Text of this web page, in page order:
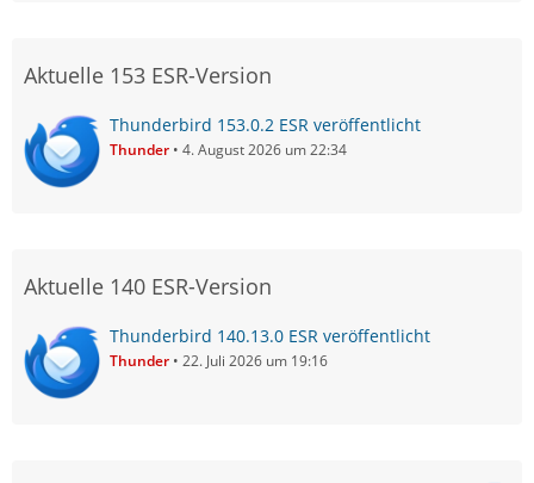
Aktuelle 153 ESR-Version
Thunderbird 153.0.2 ESR veröffentlicht
Thunder 4. August 2026 um 22:34
Aktuelle 140 ESR-Version
Thunderbird 140.13.0 ESR veröffentlicht
Thunder 22. Juli 2026 um 19:16